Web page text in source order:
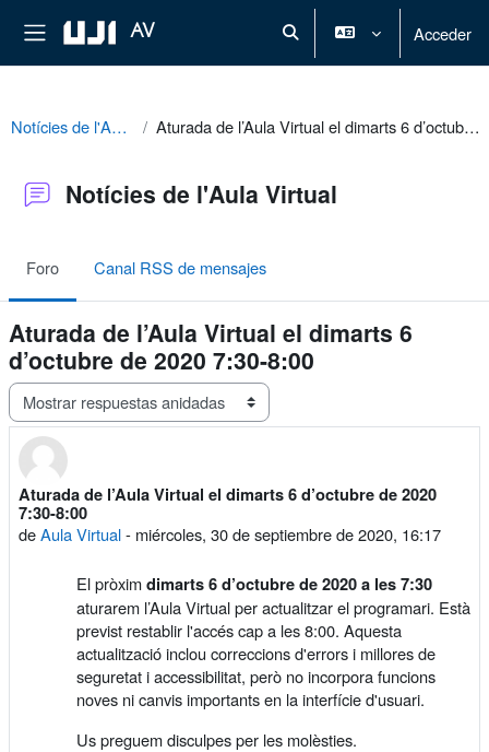
Panel lateral
AV Selector de búsqueda de
Acceder
Notícies de l'Aula Virtual Aturada de l’Aula Virtual el dimarts 6 d’octubre de 2020 7:30-8:00
Notícies de l'Aula Virtual
Foro Canal RSS de mensajes
Aturada de l’Aula Virtual el dimarts 6
d’octubre de 2020 7:30-8:00
Mostrar modo
Aturada de l’Aula Virtual el dimarts 6 d’octubre de 2020
7:30-8:00
deAula Virtual- miércoles, 30 de septiembre de 2020, 16:17
Número de respuestas: 0
El pròximdimarts 6 d’octubre de 2020 a les 7:30
aturarem l’Aula Virtual per actualitzar el programari. Està
previst restablir l'accés cap a les 8:00. Aquesta
actualització inclou correccions d'errors i millores de
seguretat i accessibilitat, però no incorpora funcions
noves ni canvis importants en la interfície d'usuari.
Us preguem disculpes per les molèsties.